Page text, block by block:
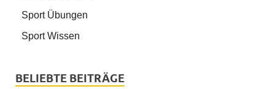
Sport Übungen
Sport Wissen
BELIEBTE BEITRÄGE